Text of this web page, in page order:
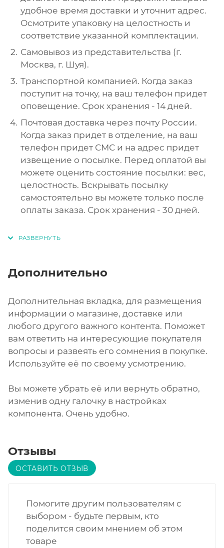
удобное время доставки и уточнит адрес.
Осмотрите упаковку на целостность и
соответствие указанной комплектации.
Самовывоз из представительства (г.
Москва, г. Шуя).
Транспортной компанией. Когда заказ
поступит на точку, на ваш телефон придет
оповещение. Срок хранения - 14 дней.
Почтовая доставка через почту России.
Когда заказ придет в отделение, на ваш
телефон придет СМС и на адрес придет
извещение о посылке. Перед оплатой вы
можете оценить состояние посылки: вес,
целостность. Вскрывать посылку
самостоятельно вы можете только после
оплаты заказа. Срок хранения - 30 дней.
Дополнительно
Дополнительная вкладка, для размещения
информации о магазине, доставке или
любого другого важного контента. Поможет
вам ответить на интересующие покупателя
вопросы и развеять его сомнения в покупке.
Используйте её по своему усмотрению.
Вы можете убрать её или вернуть обратно,
изменив одну галочку в настройках
компонента. Очень удобно.
Отзывы
ОСТАВИТЬ ОТЗЫВ
Помогите другим пользователям с
выбором - будьте первым, кто
поделится своим мнением об этом
товаре